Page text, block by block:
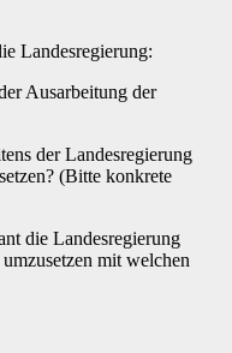
Landesregierung:
Ausarbeitung der
der Landesregierung
(Bitte konkrete
die Landesregierung
mit welchen